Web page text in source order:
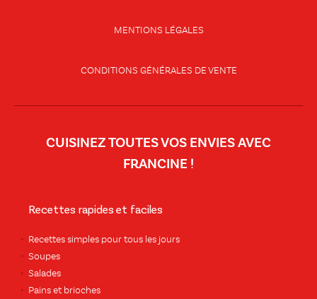
MENTIONS LÉGALES
CONDITIONS GÉNÉRALES DE VENTE
CUISINEZ TOUTES VOS ENVIES AVEC
FRANCINE !
Recettes rapides et faciles
Recettes simples pour tous les jours
Soupes
Salades
Pains et brioches